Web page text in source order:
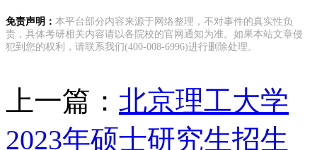
免责声明： 本平台部分内容来源于网络整理，不对事件的真实性负
责，具体考研相关内容请以各院校的官网通知为准。如果本站文章侵
犯到您的权利，请联系我们(400-008-6996)进行删除处理。
上一篇： 北京理工大学
2023年硕士研究生招生